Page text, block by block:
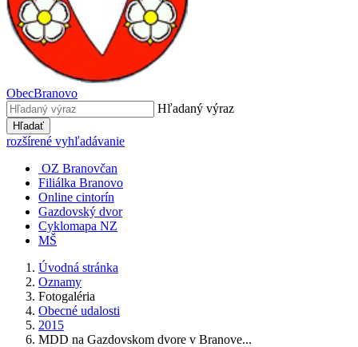
ObecBranovo
Hľadaný výraz
Hľadať
rozšírené vyhľadávanie
OZ Branovčan
Filiálka Branovo
Online cintorín
Gazdovský dvor
Cyklomapa NZ
MŠ
Úvodná stránka
Oznamy
Fotogaléria
Obecné udalosti
2015
MDD na Gazdovskom dvore v Branove...